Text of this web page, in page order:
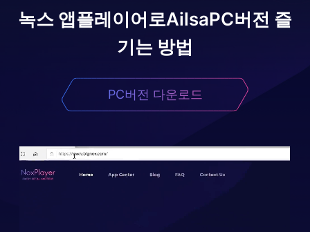
녹스 앱플레이어로AilsaPC버전 즐
기는 방법
PC버전 다운로드